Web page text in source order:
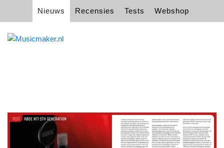
Nieuws Recensies Tests Webshop